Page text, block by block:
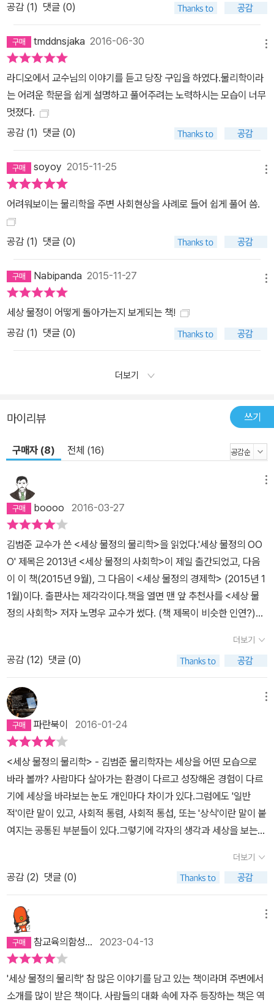
턱 값을 생각해보자. 한 사회의 문제에 대해 이야기할 때, 대체로 다수
많을 것이다. 실제로 현실의 민주주의도 그런 사회적 합의에 의해 세
워지고 유지되고 있다. 하지만 집단의 구성원들이 자의든 타의든 서
로 너무 눈치를 보는 바람에 그 선택이 오히려 사회적인 해악이 되는
경우가 있다. ‘집단지성’과 ‘우매한 대중’은 한 끗 차이라는 말이다. 어
떤 문제의 해결책이 문턱 값이 넘어가는 순간 그것의 옳고 그름은 뒷
전이 되고, 또한 목소리 큰 집단이 목소리 작은 다수를 억압하는 상황
이 발생하게 된다는 점을 김범준은 지적한다. 총 서른 꼭지로 구성된
과학과 사회의 끈끈한 융합 콘서트의 장은 세상을 다른 방식으로 또
한 합리적인 눈으로 보게 해준다.
공감 (1) 댓글 (0)
tmddnsjaka 2016-06-30
라디오에서 교수님의 이야기를 듣고 당장 구입을 하였다.물리학이라
는 어려운 학문을 쉽게 설명하고 풀어주려는 노력하시는 모습이 너무
멋졌다.
공감 (1) 댓글 (0)
soyoy 2015-11-25
어려워보이는 물리학을 주변 사회현상을 사례로 들어 쉽게 풀어 씀.
공감 (1) 댓글 (0)
Nabipanda 2015-11-27
세상 물정이 어떻게 돌아가는지 보게되는 책!
공감 (1) 댓글 (0)
더보기
마이리뷰 쓰기
구매자 (8) 전체 (16)
boooo 2016-03-27
김범준 교수가 쓴 <세상 물정의 물리학>을 읽었다.'세상 물정의 OO
O' 제목은 2013년 <세상 물정의 사회학>이 제일 출간되었고, 다음
이 이 책(2015년 9월), 그 다음이 <세상 물정의 경제학> (2015년 1
1월)이다. 출판사는 제각각이다.책을 열면 맨 앞 추천사를 <세상 물
정의 사회학> 저자 노명우 교수가 썼다. (책 제목이 비슷한 인연?)저
자독식' 사회의 결말'과 같은 내용에서는 물리학으로 세상 물정을 이
해하고 사회에 메시지를 던진다. 대한민국의 '승자독식' 사회구조를
바꾸어야 한다는 것이다. 사회를 다루는 내용 밖에도 호기심에서 시
작한 재밌는 주제들도 여럿 있다.'프로야구팀 이동거리 차이를 최소
화'한다는 주제나, 윷놀이 전략으로 '없을까 잡을까?'는 무척이나 흥
미롭다. (다만 윷놀이 연구에서는 말판을 단순화시켜 했다는 게 아쉽
게 느껴진다. 완벽한 전략이라 볼 수 없지 않은가?) 주식투자에 관한
내용도 많은 사람들이 궁금해 할 만한 주제.주제들을 짧게(10페이지
내외) 다루는데다 내용이 어렵지 않아 '통계물리학'이라고 지레 멀리
할 필요 없다. 가벼운 마음으로 읽을만하다.
더보기
공감 (12) 댓글 (0)
파란북이 2016-01-24
<세상 물정의 물리학> - 김범준 물리학자는 세상을 어떤 모습으로
바라 볼까? 사람마다 살아가는 환경이 다르고 성장해온 경험이 다르
기에 세상을 바라보는 눈도 개인마다 차이가 있다.그럼에도 '일반
적'이란 말이 있고, 사회적 통렴, 사회적 통섭, 또는 '상식'이란 말이 붙
여지는 공통된 부분들이 있다.그렇기에 각자의 생각과 세상을 보는
해를 할 수 있다. 같은 세상을 살아간다고 해야 할까?시공간이 같다
고 해야 할까? 물리학적 시각으로 바라보면 사람은 단 한 순간도 같
은 시공간을 살아갈 수 없으며, 같은 것을 경험 할 수 없다고 해야 할
까? 경험에 따라 비슷해 지는 것이 유형 또는 패턴? 이라고 한다면살
아가는 환경에 따라 경험이 비슷한 사람끼리는 생각하거나 세상을 바
라보는 시선에도 비슷하지 않을까? 학문으로 나누자면 21세기에는
수 많은 학문이 있으며 크게는 공과계열과 문과계열로 나뉜다. 적어
도 대한민국에서는.그중에서 난 문과계열에 속한다. 물론 초등학교와
중학교 고등학교때에는 딱히 과없이 흥미위주의 학문적 탐구를 했고,
더보기
공감 (2) 댓글 (0)
참교육의함성... 2023-04-13
'세상 물정의 물리학' 참 많은 이야기를 담고 있는 책이라며 주변에서
소개를 많이 받은 책이다. 사람들의 대화 속에 자주 등장하는 책은 역